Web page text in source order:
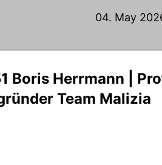
04. May